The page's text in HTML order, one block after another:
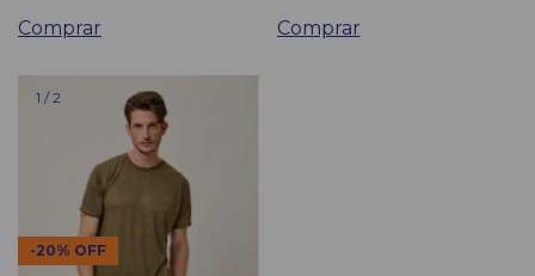
Comprar Comprar
1 / 2
-20% OFF